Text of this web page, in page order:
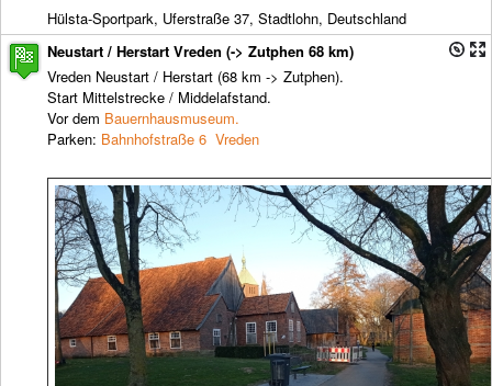
Hülsta-Sportpark, Uferstraße 37, Stadtlohn, Deutschland
Neustart / Herstart Vreden (-> Zutphen 68 km)
Vreden Neustart / Herstart (68 km -> Zutphen).
Start Mittelstrecke / Middelafstand.
Vor dem Bauernhausmuseum.
Parken: Bahnhofstraße 6 Vreden